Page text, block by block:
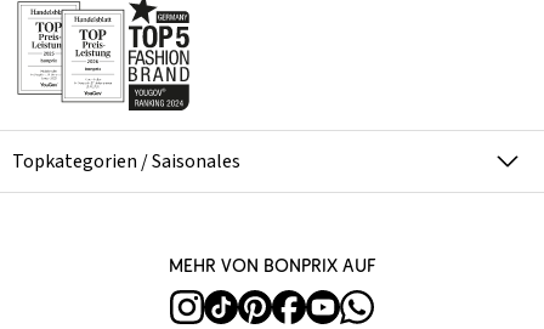
Topkategorien / Saisonales
Mehr von bonprix auf